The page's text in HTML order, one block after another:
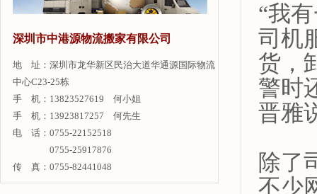
深圳市中港源物流搬家有限公司
地 址：深圳市龙华新区民治大道华通源国际物流
中心C23-25栋
手 机：13823527619 何小姐
手 机：13923817257 何先生
电 话：0755-22152518
0755-25917876
传 真：0755-82441048
“我
司机
货，
警时
晋雅
除了
不少